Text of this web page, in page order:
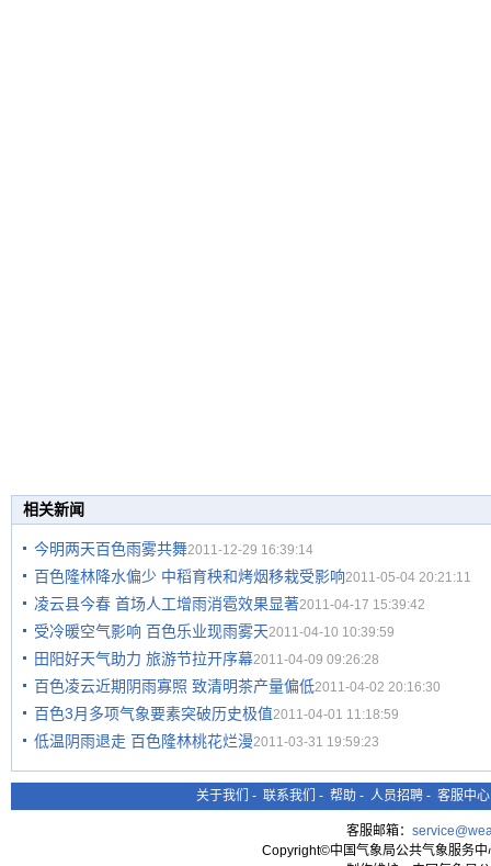
相关新闻
今明两天百色雨雾共舞2011-12-29 16:39:14
百色隆林降水偏少 中稻育秧和烤烟移栽受影响2011-05-04 20:21:11
凌云县今春 首场人工增雨消雹效果显著2011-04-17 15:39:42
受冷暖空气影响 百色乐业现雨雾天2011-04-10 10:39:59
田阳好天气助力 旅游节拉开序幕2011-04-09 09:26:28
百色凌云近期阴雨寡照 致清明茶产量偏低2011-04-02 20:16:30
百色3月多项气象要素突破历史极值2011-04-01 11:18:59
低温阴雨退走 百色隆林桃花烂漫2011-03-31 19:59:23
关于我们 - 联系我们 - 帮助 - 人员招聘 - 客服中心
客服邮箱：
Copyright©中国气象局公共气象服务